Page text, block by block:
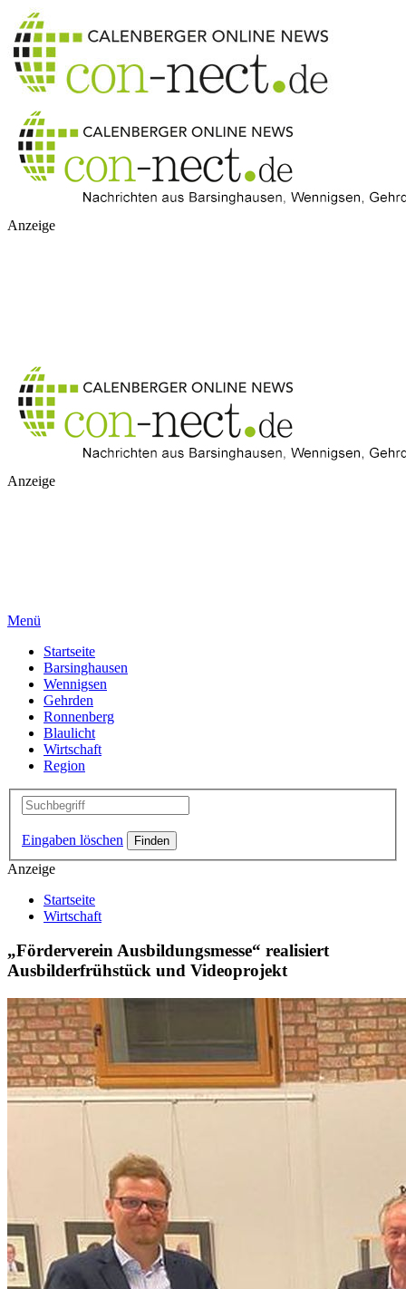
Anzeige
Anzeige
Menü
Startseite
Barsinghausen
Wennigsen
Gehrden
Ronnenberg
Blaulicht
Wirtschaft
Region
Eingaben löschen
Anzeige
Startseite
Wirtschaft
„Förderverein Ausbildungsmesse“ realisiert
Ausbilderfrühstück und Videoprojekt